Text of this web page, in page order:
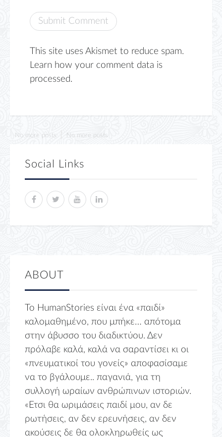
This site uses Akismet to reduce spam.
Learn how your comment data is
processed.
No more posts No more posts
Social Links
ABOUT
Το HumanStories είναι ένα «παιδί»
καλομαθημένο, που μπήκε… απότομα
στην άβυσσο του διαδικτύου. Δεν
πρόλαβε καλά, καλά να σαραντίσει κι οι
«πνευματικοί του γονείς» αποφασίσαμε
να το βγάλουμε.. παγανιά, για τη
συλλογή ωραίων ανθρώπινων ιστοριών.
«Ετσι θα ωριμάσεις παιδί μου, αν δε
ρωτήσεις, αν δεν ερευνήσεις, αν δεν
ακούσεις δε θα ολοκληρωθείς ως